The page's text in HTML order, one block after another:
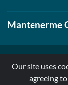
Mantenerme
© 1999-
Our site uses
agreeing